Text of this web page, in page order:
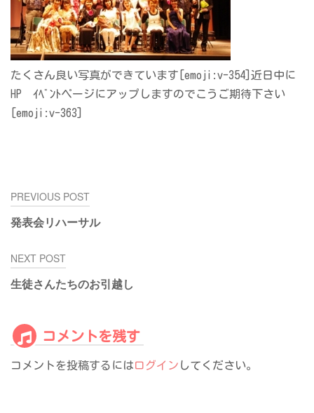
たくさん良い写真ができています[emoji:v-354]近日中に
HP ｲﾍﾞﾝﾄページにアップしますのでこうご期待下さい
[emoji:v-363]
投
稿
ナ
ゲ
ー
ン
PREVIOUS POST
発表会リハーサル
NEXT POST
生徒さんたちのお引越し
コメントを残す
コメントを投稿するにはログイン してください。